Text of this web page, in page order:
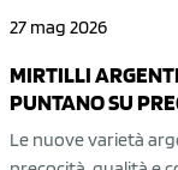
27 mag 2026
MIRTILLI
PUNTANO SU
Le nuove varietà